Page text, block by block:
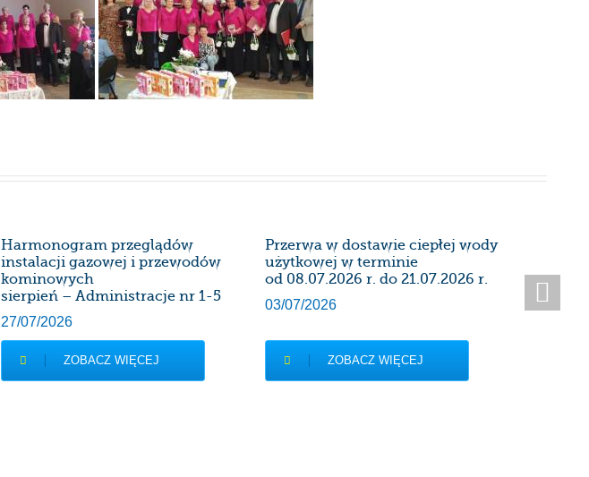
Harmonogram przeglądów
instalacji gazowej i przewodów
kominowych
sierpień – Administracje nr 1-5
27/07/2026
ZOBACZ WIĘCEJ
Przerwa w dostawie ciepłej wody
użytkowej w terminie
od 08.07.2026 r. do 21.07.2026 r.
03/07/2026
ZOBACZ WIĘCEJ